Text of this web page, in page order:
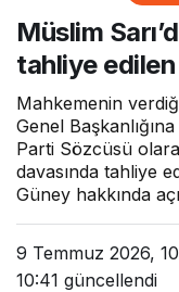
Müslim
tahliye edilen
Mahkemenin
Genel
Parti Sözcüsü
davasında tahliye
Güney hakkında
9 Temmuz 2026,
10:41 güncellendi